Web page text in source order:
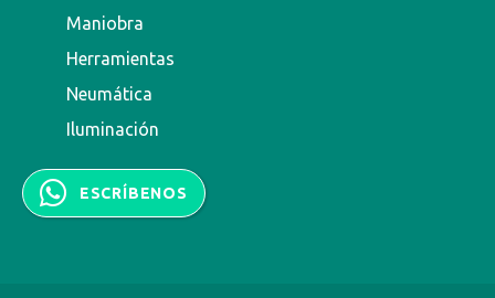
Maniobra
Herramientas
Neumática
Iluminación
ESCRÍBENOS